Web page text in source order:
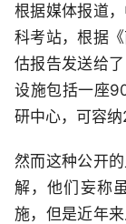
根据媒体报道
科考站，根据
估报告发送给
设施包括一座
研中心，可容纳
然而这种公开
解，他们妄称
施，但是近年